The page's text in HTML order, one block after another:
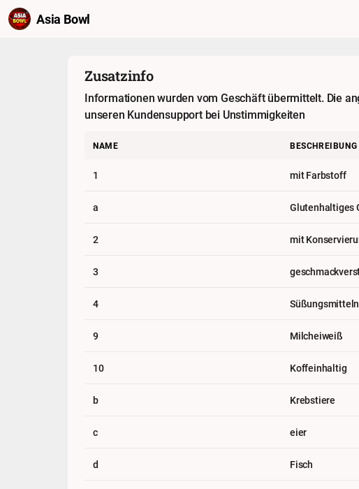
Asia Bowl
Zusatzinfo
Informationen wurden vom Geschäft übermittelt. Die
unseren Kundensupport bei Unstimmigkeiten
NAME BESCHREIBUNG
1 mit Farbstoff
a Glutenhaltiges
2 mit
3
4 Süßungsmitteln
9 Milcheiweiß
10 Koffeinhaltig
b Krebstiere
c eier
d Fisch